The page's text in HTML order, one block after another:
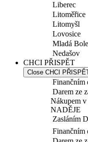
Liberec
Litoměřice
Litomyšl
Lovosice
Mladá
Nedašov
CHCI PŘISPĚT
Close CHCI
Finančním
Darem ze
Nákupem v
NADĚJE
Zasláním
Finančním